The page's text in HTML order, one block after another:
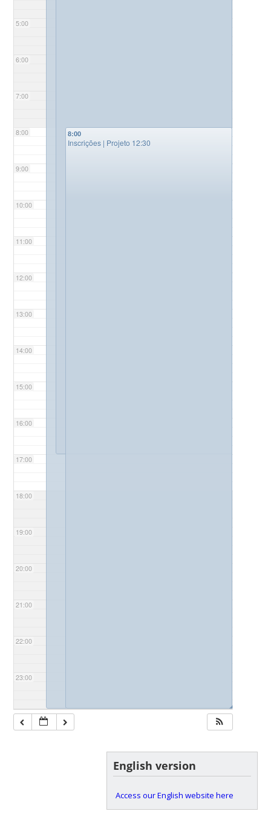
5:00
6:00
7:00
8:00
9:00
10:00
11:00
12:00
13:00
14:00
15:00
16:00
17:00
18:00
19:00
20:00
21:00
22:00
23:00
◢◢
8:00
Inscrições | Projeto 12:30
English version
Access our English website here